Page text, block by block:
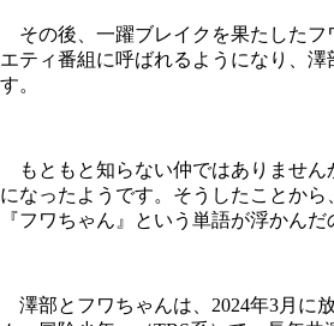
その後、一躍ブレイクを果たしたフ
エティ番組に呼ばれるようになり、澤
す。
もともと知らない仲ではありません
になったようです。そうしたことから
『フワちゃん』という単語が浮かんだ
澤部とフワちゃんは、2024年3月に